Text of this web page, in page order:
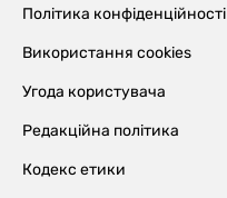
Політика конфіденційності
Використання cookies
Угода користувача
Редакційна політика
Кодекс етики